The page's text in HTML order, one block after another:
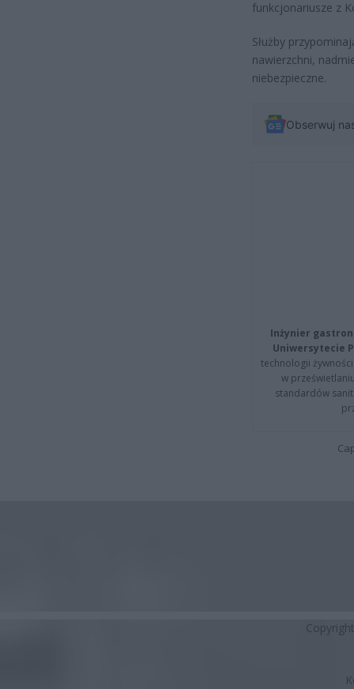
funkcjonariusze z
Służby
nawierzchni,
niebezpieczne.
Obserwuj
Inżynier
Uniwersytecie
technologii
w
standardów